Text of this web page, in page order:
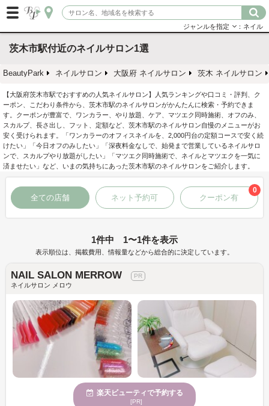
ジャンルを指定 ：ネイル
茨木市駅付近のネイルサロン1選
BeautyPark ネイルサロン 大阪府 ネイルサロン 茨木 ネイルサロン
【大阪府茨木市駅でおすすめの人気ネイルサロン】人気ランキングや口コミ・評判、ク
ーポン、こだわり条件から、茨木市駅のネイルサロンがかんたんに検索・予約できま
す。クーポンが豊富で、ワンカラー、やり放題、ケア、マツエク同時施術、オフのみ、
スカルプ、長さ出し、フット、定額など、茨木市駅のネイルサロン自慢のメニューがお
安く受けられます。「ワンカラーのオフィスネイルを、2,000円台の定額コースで安く続
けたい」「今日オフのみしたい」「深夜料金なしで、始発まで営業しているネイルサロ
ンで、スカルプやり放題がしたい」「マツエク同時施術で、ネイルとマツエクを一気に
済ませたい」など、いまの気持ちにあった茨木市駅のネイルサロンをご紹介します。
全ての店舗 ネット予約可 クーポン有
0
1件中 1〜1件を表示
表示順位は、掲載費用、情報量などから総合的に決定しています。
NAIL SALON MERROW
ネイルサロン メロウ
楽天ビューティで予約する
[PR]